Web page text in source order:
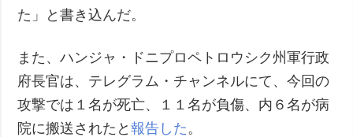
た」と書き込んだ。
また、ハンジャ・ドニプロペトロウシク州軍行政
府長官は、テレグラム・チャンネルにて、今回の
攻撃では１名が死亡、１１名が負傷、内６名が病
院に搬送されたと報告した 。